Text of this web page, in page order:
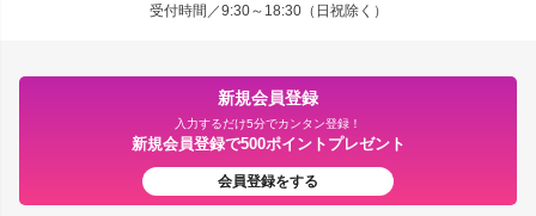
受付時間／9:30～18:30（日祝除く）
新規会員登録
入力するだけ5分でカンタン登録！
新規会員登録で500ポイントプレゼント
会員登録をする